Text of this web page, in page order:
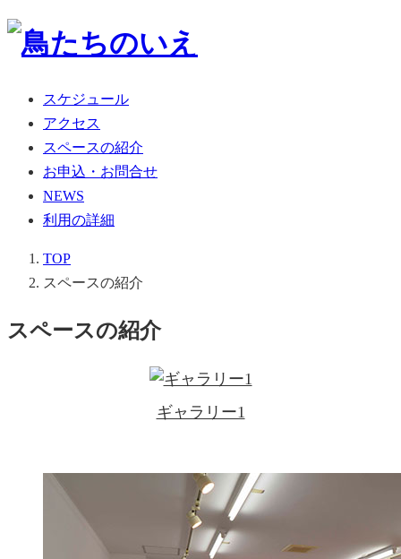
スケジュール
アクセス
スペースの紹介
お申込・お問合せ
NEWS
利用の詳細
TOP
スペースの紹介
スペースの紹介
ギャラリー1